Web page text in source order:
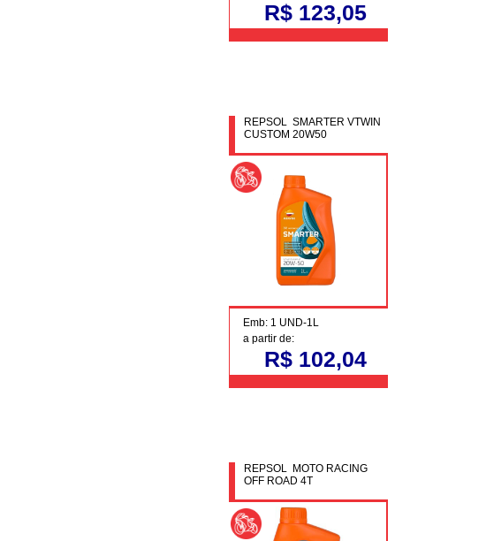
R$ 123,05
REPSOL SMARTER VTWIN
CUSTOM 20W50
Emb: 1 UND-1L
a partir de:
R$ 102,04
REPSOL MOTO RACING
OFF ROAD 4T